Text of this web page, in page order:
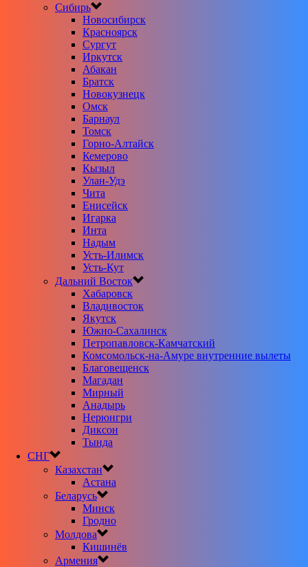
Сибирь
Новосибирск
Красноярск
Сургут
Иркутск
Абакан
Братск
Новокузнецк
Омск
Барнаул
Томск
Горно-Алтайск
Кемерово
Кызыл
Улан-Удэ
Чита
Енисейск
Игарка
Инта
Надым
Усть-Илимск
Усть-Кут
Дальний Восток
Хабаровск
Владивосток
Якутск
Южно-Сахалинск
Петропавловск-Камчатский
Комсомольск-на-Амуре внутренние вылеты
Благовещенск
Магадан
Мирный
Анадырь
Нерюнгри
Диксон
Тында
СНГ
Казахстан
Астана
Беларусь
Минск
Гродно
Молдова
Кишинёв
Армения